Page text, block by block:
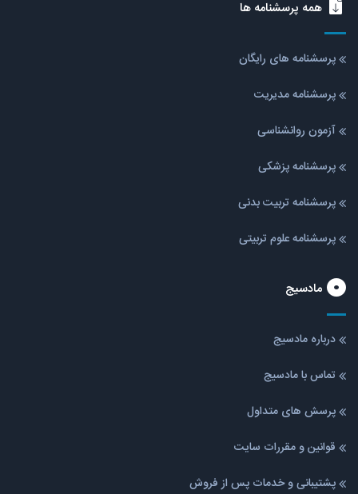
همه پرسشنامه ها
پرسشنامه های رایگان
پرسشنامه مدیریت
آزمون روانشناسی
پرسشنامه پزشکی
پرسشنامه تربیت بدنی
پرسشنامه علوم تربیتی
مادسیج
درباره مادسیج
تماس با مادسیج
پرسش های متداول
قوانین و مقررات سایت
پشتیبانی و خدمات پس از فروش